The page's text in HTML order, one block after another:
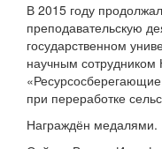
В 2015 году
преподавательскую
государственном
научным сотрудником
«Ресурсосберегающие
при переработке
Награждён медалями.